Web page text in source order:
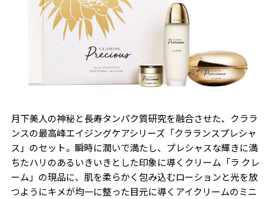
月下美人の神秘と長寿タンパク質研究を融合させた、クララ
ンスの最高峰エイジングケアシリーズ「クラランスプレシャ
ス」のセット。瞬時に潤いで満たし、プレシャスな輝きに満
ちたハリのあるいきいきとした印象に導くクリーム「ラ クレ
ーム」の現品に、肌を柔らかく包み込むローションと光を放
つようにキメが均一に整った目元に導くアイクリームのミニ